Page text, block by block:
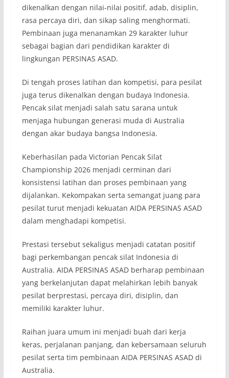
dikenalkan dengan nilai-nilai positif, adab, disiplin,
rasa percaya diri, dan sikap saling menghormati.
Pembinaan juga menanamkan 29 karakter luhur
sebagai bagian dari pendidikan karakter di
lingkungan PERSINAS ASAD.
Di tengah proses latihan dan kompetisi, para pesilat
juga terus dikenalkan dengan budaya Indonesia.
Pencak silat menjadi salah satu sarana untuk
menjaga hubungan generasi muda di Australia
dengan akar budaya bangsa Indonesia.
Keberhasilan pada Victorian Pencak Silat
Championship 2026 menjadi cerminan dari
konsistensi latihan dan proses pembinaan yang
dijalankan. Kekompakan serta semangat juang para
pesilat turut menjadi kekuatan AIDA PERSINAS ASAD
dalam menghadapi kompetisi.
Prestasi tersebut sekaligus menjadi catatan positif
bagi perkembangan pencak silat Indonesia di
Australia. AIDA PERSINAS ASAD berharap pembinaan
yang berkelanjutan dapat melahirkan lebih banyak
pesilat berprestasi, percaya diri, disiplin, dan
memiliki karakter luhur.
Raihan juara umum ini menjadi buah dari kerja
keras, perjalanan panjang, dan kebersamaan seluruh
pesilat serta tim pembinaan AIDA PERSINAS ASAD di
Australia.